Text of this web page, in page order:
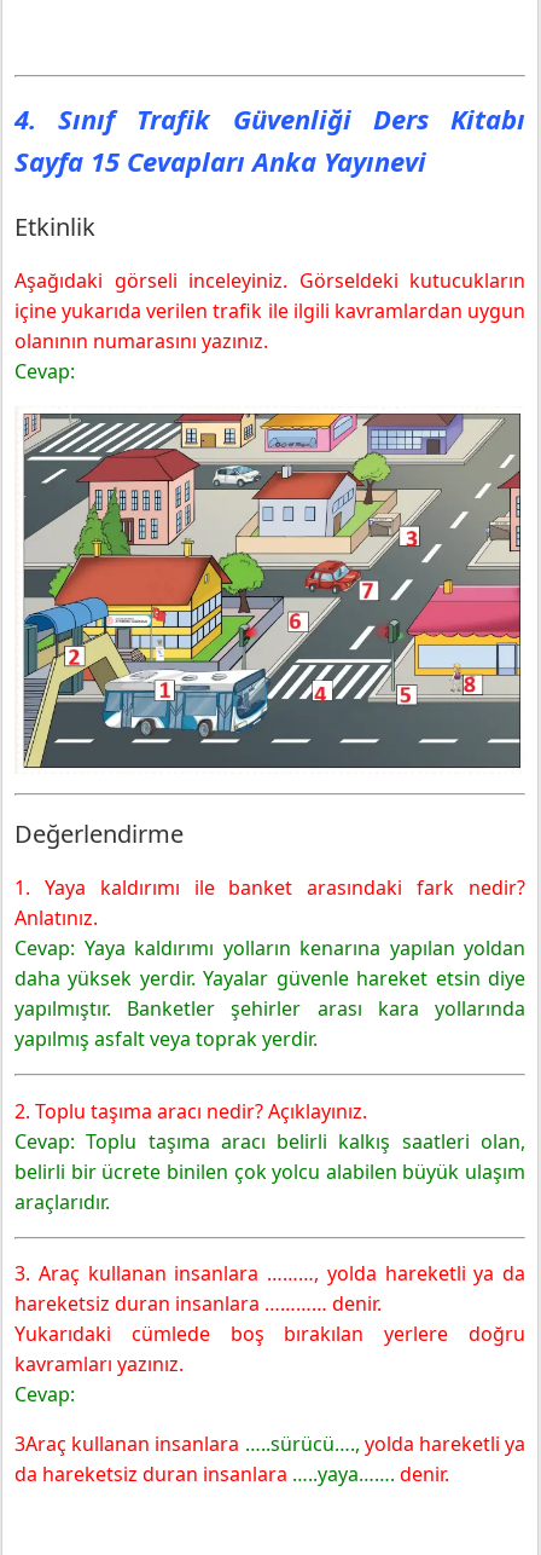
4. Sınıf Trafik Güvenliği Ders Kitabı
Sayfa 15 Cevapları Anka Yayınevi
Etkinlik
Aşağıdaki görseli inceleyiniz. Görseldeki kutucukların
içine yukarıda verilen trafik ile ilgili kavramlardan uygun
olanının numarasını yazınız.
Cevap:
Değerlendirme
1. Yaya kaldırımı ile banket arasındaki fark nedir?
Anlatınız.
Cevap: Yaya kaldırımı yolların kenarına yapılan yoldan
daha yüksek yerdir. Yayalar güvenle hareket etsin diye
yapılmıştır. Banketler şehirler arası kara yollarında
yapılmış asfalt veya toprak yerdir.
2. Toplu taşıma aracı nedir? Açıklayınız.
Cevap: Toplu taşıma aracı belirli kalkış saatleri olan,
belirli bir ücrete binilen çok yolcu alabilen büyük ulaşım
araçlarıdır.
3. Araç kullanan insanlara ………, yolda hareketli ya da
hareketsiz duran insanlara ………… denir.
Yukarıdaki cümlede boş bırakılan yerlere doğru
kavramları yazınız.
Cevap:
3Araç kullanan insanlara …..sürücü…., yolda hareketli ya
da hareketsiz duran insanlara …..yaya……. denir.